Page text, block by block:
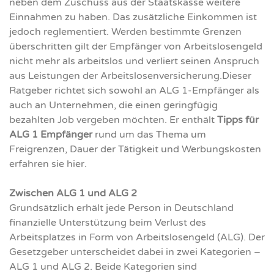
Einnahmen zu haben. Das zusätzliche Einkommen ist
jedoch reglementiert. Werden bestimmte Grenzen
überschritten gilt der Empfänger von Arbeitslosengeld
nicht mehr als arbeitslos und verliert seinen Anspruch
aus Leistungen der Arbeitslosenversicherung.Dieser
Ratgeber richtet sich sowohl an ALG 1-Empfänger als
auch an Unternehmen, die einen geringfügig
bezahlten Job vergeben möchten. Er enthält Tipps für
ALG 1 Empfängerrund um das Thema um
Freigrenzen, Dauer der Tätigkeit und Werbungskosten
erfahren sie hier.
Zwischen ALG 1 und ALG 2
Grundsätzlich erhält jede Person in Deutschland
finanzielle Unterstützung beim Verlust des
Arbeitsplatzes in Form von Arbeitslosengeld (ALG). Der
Gesetzgeber unterscheidet dabei in zwei Kategorien –
ALG 1 und ALG 2. Beide Kategorien sind